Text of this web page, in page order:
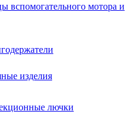
вспомогательного мотора и
изделия
лючки